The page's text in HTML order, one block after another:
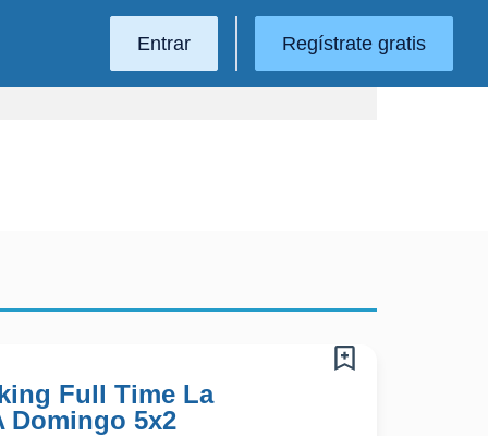
Entrar Regístrate gratis
Full Time La
Domingo 5x2